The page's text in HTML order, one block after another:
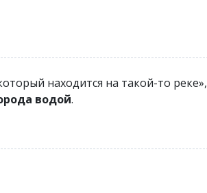
находится на такой-то реке»,
водой.